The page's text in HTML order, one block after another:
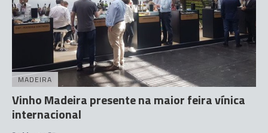
MADEIRA
Vinho Madeira presente na maior feira vínica
internacional